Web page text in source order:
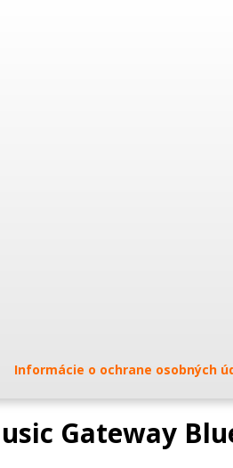
Informácie o ochrane osobných
Gateway